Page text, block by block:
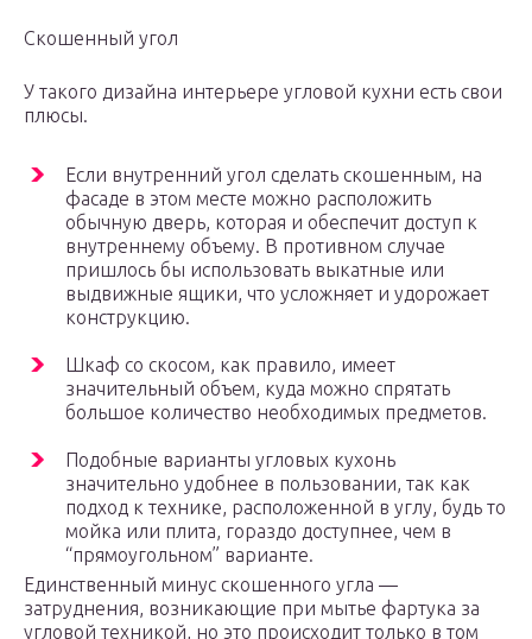
Скошенный угол
У такого дизайна интерьере угловой кухни есть свои
плюсы.
Если внутренний угол сделать скошенным, на
фасаде в этом месте можно расположить
обычную дверь, которая и обеспечит доступ к
внутреннему объему. В противном случае
пришлось бы использовать выкатные или
выдвижные ящики, что усложняет и удорожает
конструкцию.
Шкаф со скосом, как правило, имеет
значительный объем, куда можно спрятать
большое количество необходимых предметов.
Подобные варианты угловых кухонь
значительно удобнее в пользовании, так как
подход к технике, расположенной в углу, будь то
мойка или плита, гораздо доступнее, чем в
“прямоугольном” варианте.
Единственный минус скошенного угла —
затруднения, возникающие при мытье фартука за
угловой техникой, но это происходит только в том